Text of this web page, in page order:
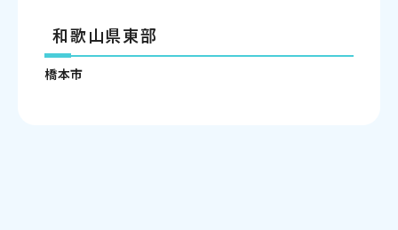
和歌山県東部
橋本市